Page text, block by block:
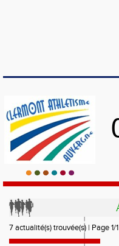
7 actualité(s) trouvée(s) | Page 1/1